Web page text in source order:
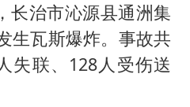
长治市沁源县通洲集
生瓦斯爆炸。事故共
失联、128人受伤送